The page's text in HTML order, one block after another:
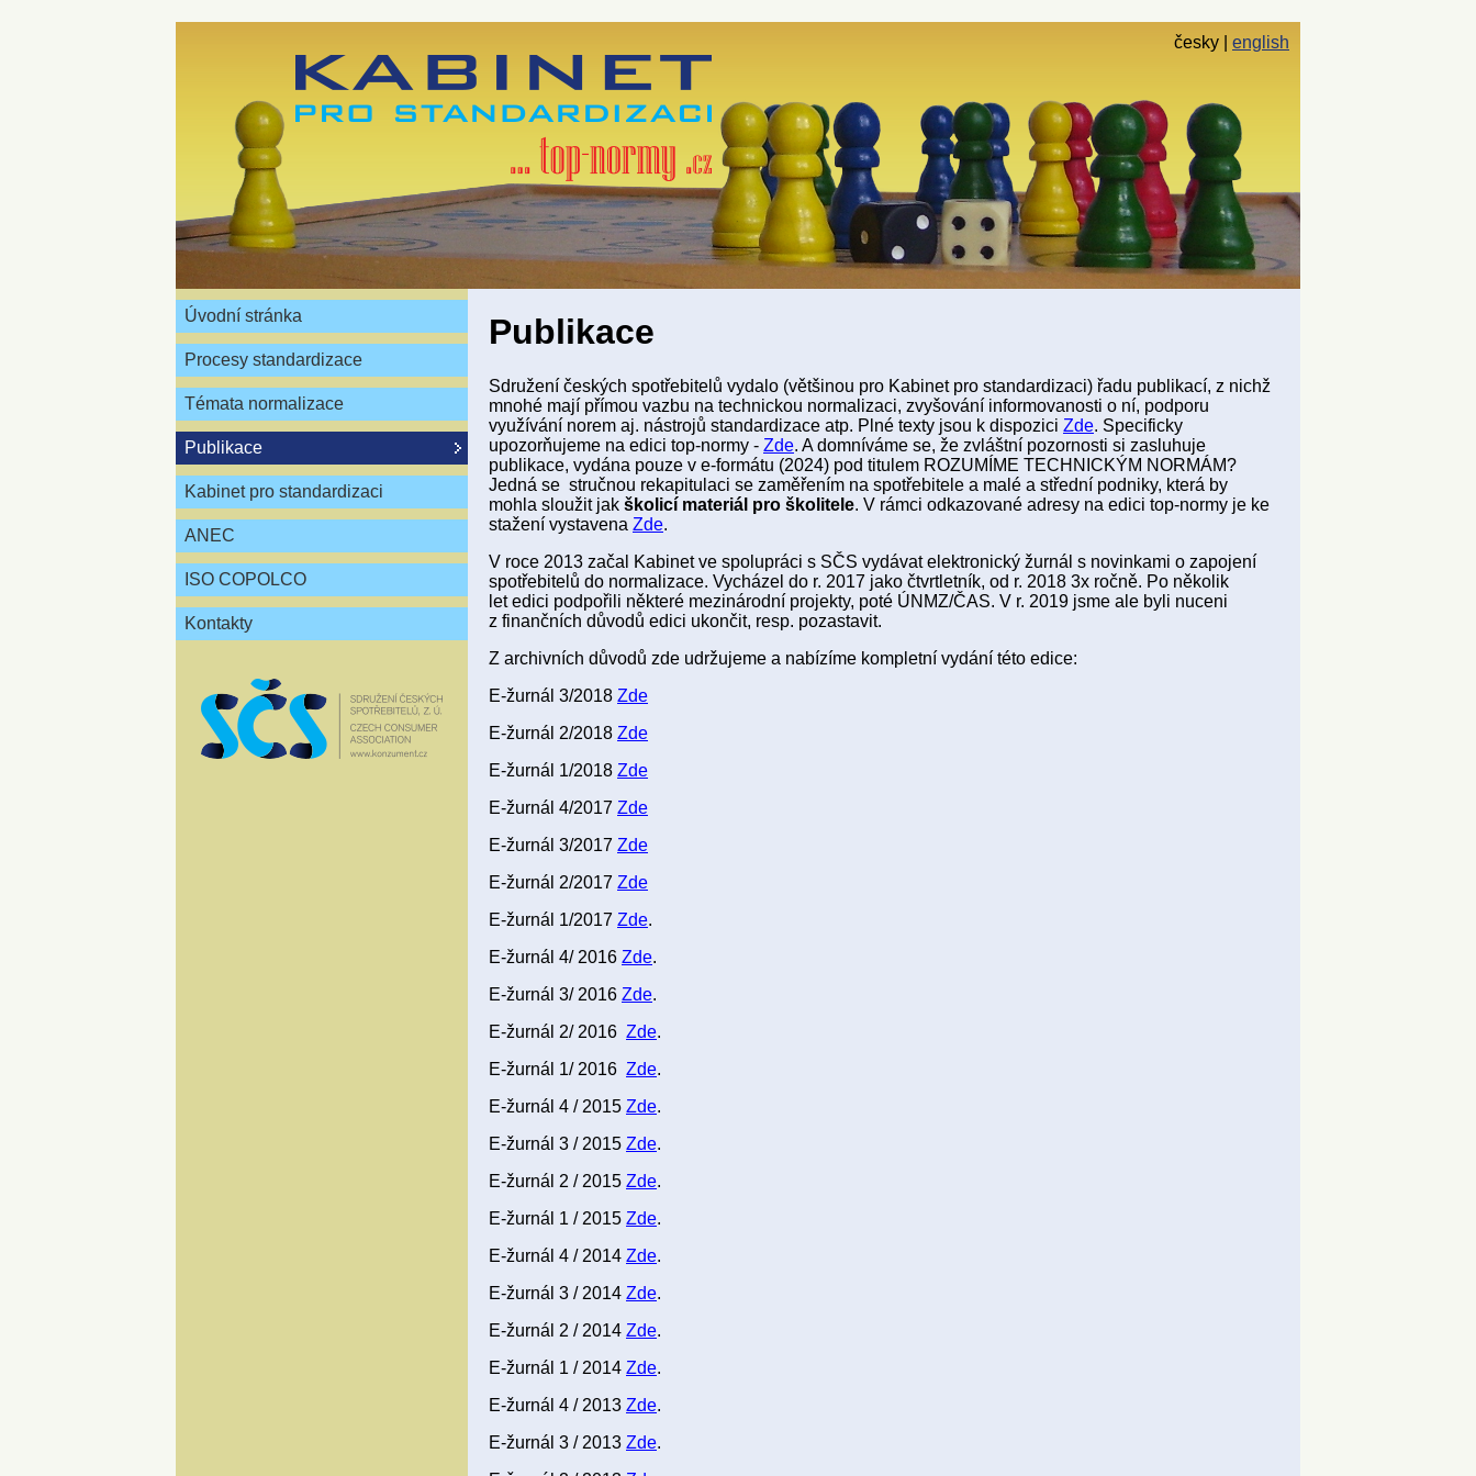
česky english
Úvodní stránka
Procesy standardizace
Témata normalizace
Publikace
Kabinet pro standardizaci
ANEC
ISO COPOLCO
Kontakty
Publikace
Sdružení českých spotřebitelů vydalo (většinou pro Kabinet pro standardizaci) řadu publikací, z nichž
mnohé mají přímou vazbu na technickou normalizaci, zvyšování informovanosti o ní, podporu
využívání norem aj. nástrojů standardizace atp. Plné texty jsou k dispozici Zde. Specificky
upozorňujeme na edici top-normy - Zde. A domníváme se, že zvláštní pozornosti si zasluhuje
publikace, vydána pouze v e-formátu (2024) pod titulem ROZUMÍME TECHNICKÝM NORMÁM?
Jedná se stručnou rekapitulaci se zaměřením na spotřebitele a malé a střední podniky, která by
mohla sloužit jak školicí materiál pro školitele. V rámci odkazované adresy na edici top-normy je ke
stažení vystavena Zde.
V roce 2013 začal Kabinet ve spolupráci s SČS vydávat elektronický žurnál s novinkami o zapojení
spotřebitelů do normalizace. Vycházel do r. 2017 jako čtvrtletník, od r. 2018 3x ročně. Po několik
let edici podpořili některé mezinárodní projekty, poté ÚNMZ/ČAS. V r. 2019 jsme ale byli nuceni
z finančních důvodů edici ukončit, resp. pozastavit.
Z archivních důvodů zde udržujeme a nabízíme kompletní vydání této edice:
E-žurnál 3/2018 Zde
E-žurnál 2/2018 Zde
E-žurnál 1/2018 Zde
E-žurnál 4/2017 Zde
E-žurnál 3/2017 Zde
E-žurnál 2/2017 Zde
E-žurnál 1/2017 Zde.
E-žurnál 4/ 2016 Zde.
E-žurnál 3/ 2016 Zde.
E-žurnál 2/ 2016 Zde.
E-žurnál 1/ 2016 Zde.
E-žurnál 4 / 2015 Zde.
E-žurnál 3 / 2015 Zde.
E-žurnál 2 / 2015 Zde.
E-žurnál 1 / 2015 Zde.
E-žurnál 4 / 2014 Zde.
E-žurnál 3 / 2014 Zde.
E-žurnál 2 / 2014 Zde.
E-žurnál 1 / 2014 Zde.
E-žurnál 4 / 2013 Zde.
E-žurnál 3 / 2013 Zde.